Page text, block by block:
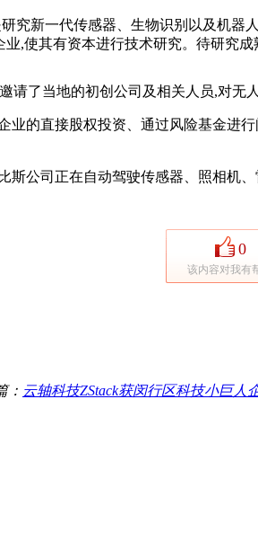
究新一代传感器、生物识别以及机
,使其有资本进行技术研究。待研究
了当地的初创公司及相关人员,对无
直接股权投资、通过风险基金进
公司正在自动驾驶传感器、照相机
0
该内容对我有
： 云轴科技ZStack获闵行区科技小巨人